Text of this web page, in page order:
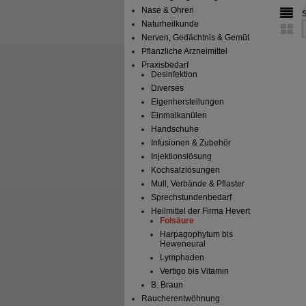
Nase & Ohren
Naturheilkunde
Nerven, Gedächtnis & Gemüt
Pflanzliche Arzneimittel
Praxisbedarf
Desinfektion
Diverses
Eigenherstellungen
Einmalkanülen
Handschuhe
Infusionen & Zubehör
Injektionslösung
Kochsalzlösungen
Mull, Verbände & Pflaster
Sprechstundenbedarf
Heilmittel der Firma Hevert
Folsäure
Harpagophytum bis
Heweneural
Lymphaden
Vertigo bis Vitamin
B. Braun
Raucherentwöhnung